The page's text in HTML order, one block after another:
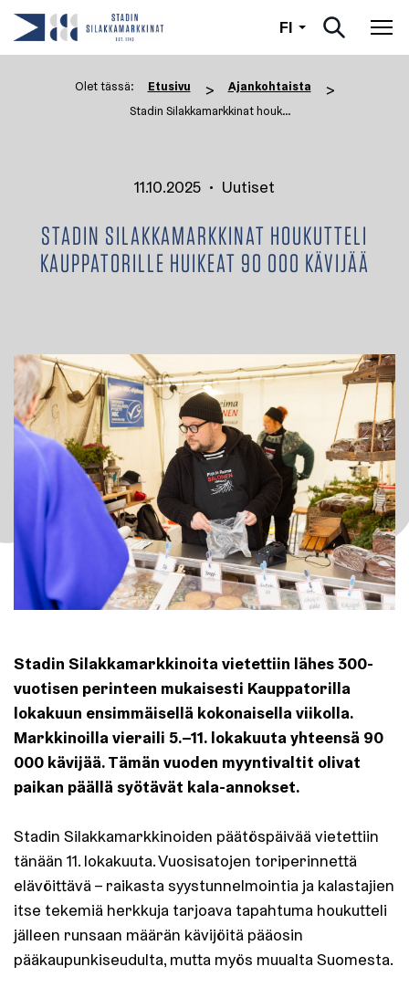
FI Suomi
Olet tässä: Etusivu > Ajankohtaista >
Stadin Silakkamarkkinat houkut ...
11.10.2025 • Uutiset
STADIN SILAKKAMARKKINAT HOUKUTTELI
KAUPPATORILLE HUIKEAT 90 000 KÄVIJÄÄ
Stadin Silakkamarkkinoita vietettiin lähes 300-
vuotisen perinteen mukaisesti Kauppatorilla
lokakuun ensimmäisellä kokonaisella viikolla.
Markkinoilla vieraili 5.–11. lokakuuta yhteensä 90
000 kävijää. Tämän vuoden myyntivaltit olivat
paikan päällä syötävät kala-annokset.
Stadin Silakkamarkkinoiden päätöspäivää vietettiin
tänään 11. lokakuuta. Vuosisatojen toriperinnettä
elävöittävä – raikasta syystunnelmointia ja kalastajien
itse tekemiä herkkuja tarjoava tapahtuma houkutteli
jälleen runsaan määrän kävijöitä pääosin
pääkaupunkiseudulta, mutta myös muualta Suomesta.